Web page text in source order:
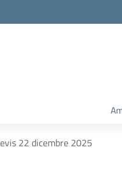
22 dicembre 2025